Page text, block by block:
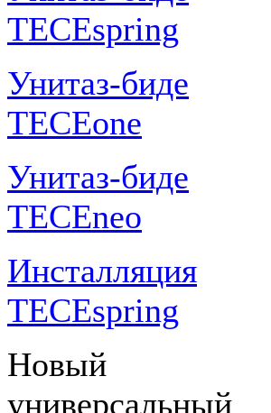
TECEspring
Унитаз-биде
TECEone
Унитаз-биде
TECEneo
Инсталляция
TECEspring
Новый
универсальный